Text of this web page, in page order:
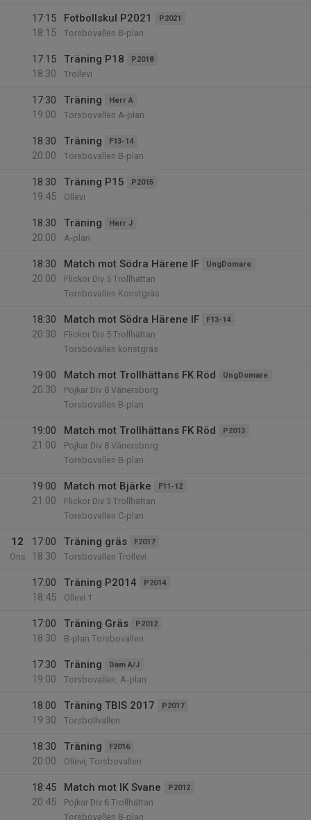
17:15
18:15
Fotbollskul P2021 P2021
Torsbovallen B-plan
17:15
18:30
Träning P18 P2018
Trollevi
17:30
19:00
Träning Herr A
Torsbovallen A-plan
18:30
20:00
Träning F13-14
Torsbovallen B-plan
18:30
19:45
Träning P15 P2015
Ollevi
18:30
20:00
Träning Herr J
A-plan
18:30
20:00
Match mot Södra Härene IF UngDomare
Flickor Div 5 Trollhättan
Torsbovallen Konstgräs
18:30
20:30
Match mot Södra Härene IF F13-14
Flickor Div 5 Trollhättan
Torsbovallen konstgräs
19:00
20:30
Match mot Trollhättans FK Röd UngDomare
Pojkar Div 8 Vänersborg
Torsbovallen B-plan
19:00
21:00
Match mot Trollhättans FK Röd P2013
Pojkar Div 8 Vänersborg
Torsbovallen B-plan
19:00
21:00
Match mot Bjärke F11-12
Flickor Div 3 Trollhättan
Torsbovallen C-plan
12
Ons
17:00
18:30
Träning gräs F2017
Torsbovallen Trollevi
17:00
18:45
Träning P2014 P2014
Ollevi 1
17:00
18:30
Träning Gräs P2012
B-plan Torsbovallen
17:30
19:00
Träning Dam A/J
Torsbovallen, A-plan
18:00
19:30
Träning TBIS 2017 P2017
Torsbollvallen
18:30
20:00
Träning F2016
Ollevi, Torsbovallen
18:45
20:45
Match mot IK Svane P2012
Pojkar Div 6 Trollhättan
Torsbovallen B-plan